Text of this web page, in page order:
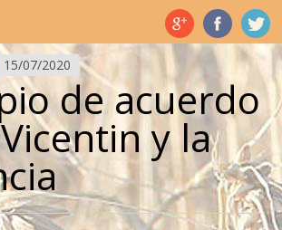
15/07/2020
de acuerdo
y la